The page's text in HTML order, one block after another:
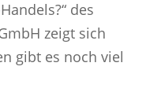
des
zeigt sich
gibt es noch viel